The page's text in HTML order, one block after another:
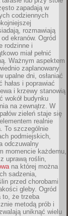
zapadają w
codziennych
rozmawiają
ekranów. Ogród
rodzinne i
miał pełnić
Ważnym aspektem
zaplanowany
upalne dni, osłaniać
hałas i poprawiać
i krzewy stanowią
wokół budynku
na zewnątrz. W
zieleń staje się
realnie
To szczególnie
podmiejskich,
odczuwalny
momencie każdemu,
uprawą roślin,
na której można
sadzenia,
przed chorobami
gleby. Ogród
to, że trzeba
metodą prób i
uniknąć wielu